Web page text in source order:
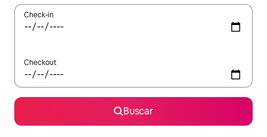
Check-in
Checkout
Buscar